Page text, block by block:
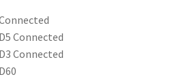
Connected
Connected